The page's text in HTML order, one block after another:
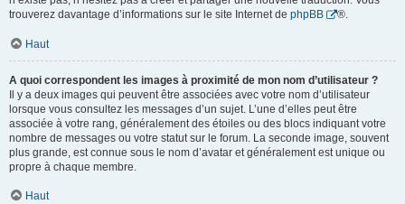
trouverez davantage d’informations sur le site Internet de phpBB ®.
Haut
A quoi correspondent les images à proximité de mon nom d’utilisateur ?
Il y a deux images qui peuvent être associées avec votre nom d’utilisateur
lorsque vous consultez les messages d’un sujet. L’une d’elles peut être
associée à votre rang, généralement des étoiles ou des blocs indiquant votre
nombre de messages ou votre statut sur le forum. La seconde image, souvent
plus grande, est connue sous le nom d’avatar et généralement est unique ou
propre à chaque membre.
Haut